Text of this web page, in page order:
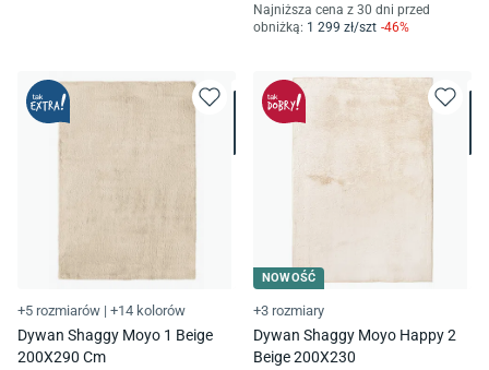
Najniższa cena z 30 dni przed
obniżką: 1 299 zł/szt -46%
+5 rozmiarów | +14 kolorów
Dywan Shaggy Moyo 1 Beige
200X290 Cm
NOWOŚĆ
+3 rozmiary
Dywan Shaggy Moyo Happy 2
Beige 200X230